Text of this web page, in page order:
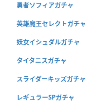
勇者ソフィアガチャ
英雄魔王セレクトガチャ
妖女イシュダルガチャ
タイタニスガチャ
スライダーキッズガチャ
レギュラーSPガチャ